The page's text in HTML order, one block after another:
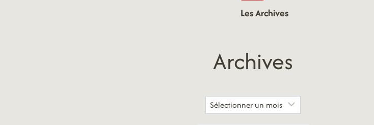
Les Archives
Archives